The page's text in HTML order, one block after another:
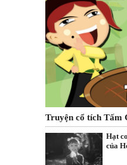
Truyện cổ tích Tấm
Hạt
của